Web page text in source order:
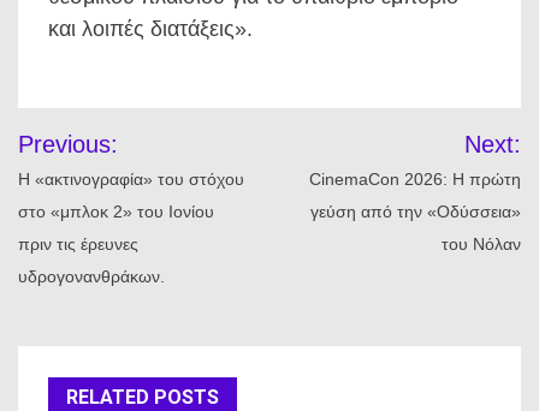
και λοιπές διατάξεις».
άρθρων
Previous:
Η «ακτινογραφία» του στόχου
στο «μπλοκ 2» του Ιονίου
πριν τις έρευνες
υδρογονανθράκων.
Next:
CinemaCon 2026: Η πρώτη
γεύση από την «Οδύσσεια»
του Νόλαν
RELATED POSTS